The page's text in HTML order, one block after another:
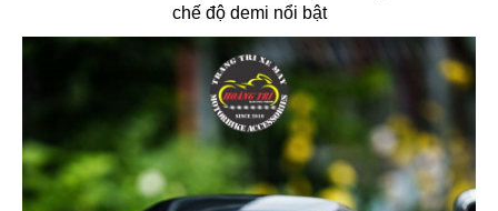
chế độ demi nổi bật